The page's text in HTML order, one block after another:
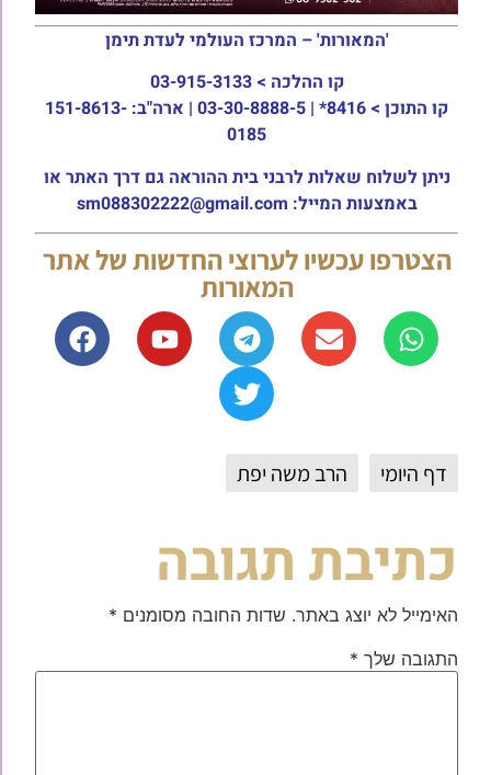
'המאורות' – המרכז העולמי לעדת תימן
קו ההלכה > 03-915-3133
קו התוכן >
8416* | 03-30-8888-5 | ארה"ב: 151-8613-
0185
ניתן לשלוח שאלות לרבני בית ההוראה גם דרך האתר או
באמצעות המייל: sm088302222@gmail.com
הצטרפו עכשיו לערוצי החדשות של אתר
המאורות
דף היומי הרב משה יפת
כתיבת תגובה
האימייל לא יוצג באתר. שדות החובה מסומנים *
התגובה שלך *